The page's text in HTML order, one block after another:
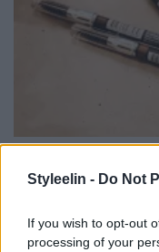
Styleelin - Do Not
If you wish to opt-out
processing of your
6 mars 2019, 13:41
en ny